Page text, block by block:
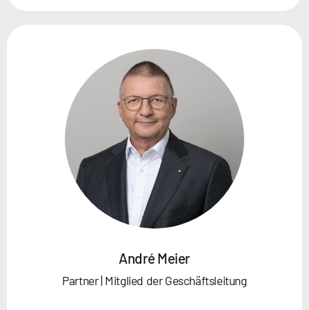
André Meier
Partner | Mitglied der Geschäftsleitung